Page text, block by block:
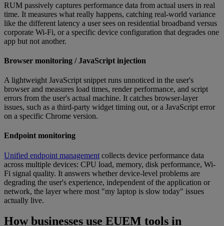
RUM passively captures performance data from actual users in real
time. It measures what really happens, catching real-world variance
like the different latency a user sees on residential broadband versus
corporate Wi-Fi, or a specific device configuration that degrades one
app but not another.
Browser monitoring / JavaScript injection
A lightweight JavaScript snippet runs unnoticed in the user's
browser and measures load times, render performance, and script
errors from the user's actual machine. It catches browser-layer
issues, such as a third-party widget timing out, or a JavaScript error
on a specific Chrome version.
Endpoint monitoring
Unified endpoint management collects device performance data
across multiple devices: CPU load, memory, disk performance, Wi-
Fi signal quality. It answers whether device-level problems are
degrading the user's experience, independent of the application or
network, the layer where most "my laptop is slow today" issues
actually live.
How businesses use EUEM tools in